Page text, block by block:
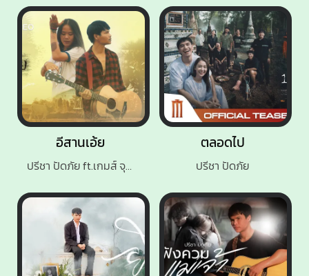
อีสานเอ้ย
ปรีชา ปัดภัย ft.เกมส์ จุลโหฬาร
ตลอดไป
ปรีชา ปัดภัย